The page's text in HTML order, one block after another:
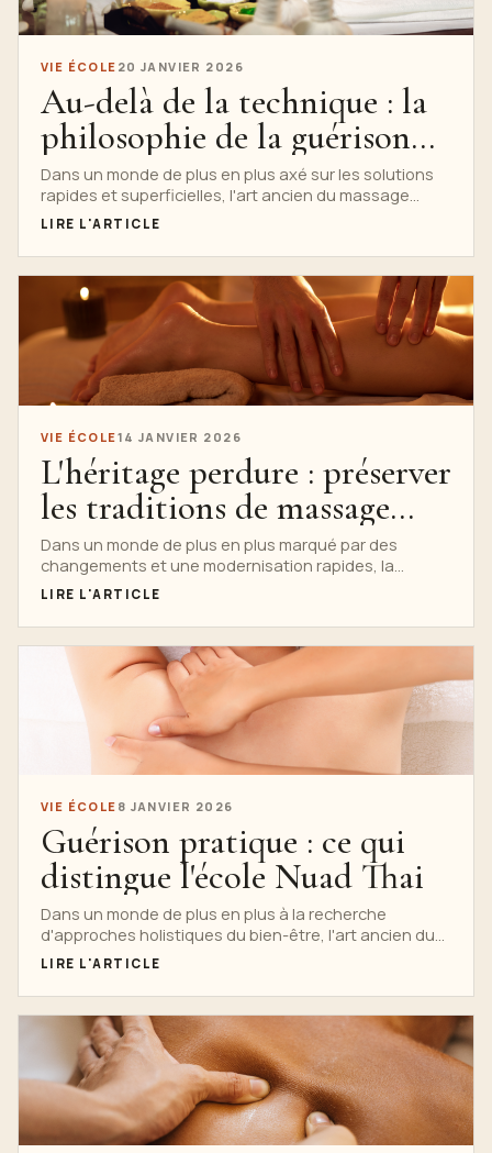
VIE ÉCOLE 20 JANVIER 2026
Au-delà de la technique : la
philosophie de la guérison
enseignée à l'école Nuad Thai
Dans un monde de plus en plus axé sur les solutions
rapides et superficielles, l'art ancien du massage
thaïlandais,...
LIRE L'ARTICLE
VIE ÉCOLE14 JANVIER 2026
L'héritage perdure : préserver
les traditions de massage
thaïlandais à l'école Nuad
Thai
Dans un monde de plus en plus marqué par des
changements et une modernisation rapides, la
préservation des traditions anciennes devient plus...
LIRE L'ARTICLE
VIE ÉCOLE 8 JANVIER 2026
Guérison pratique : ce qui
distingue l'école Nuad Thai
Dans un monde de plus en plus à la recherche
d'approches holistiques du bien-être, l'art ancien du
Nuad Thai (traditionnel thaïlandais...
LIRE L'ARTICLE